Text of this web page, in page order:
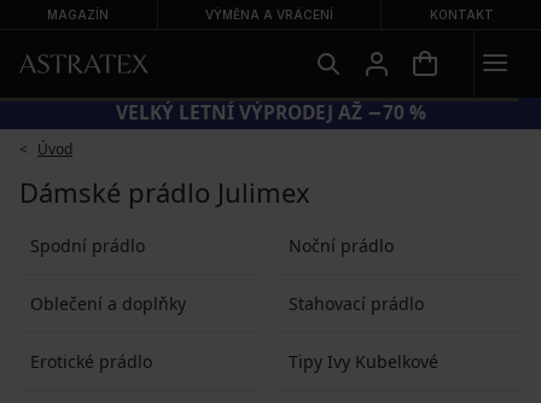
MAGAZÍN VÝMĚNA A VRÁCENÍ KONTAKT
KÓD BRA20 = PODPRSENKY −20 %
Úvod
Dámské prádlo Julimex
Spodní prádlo Noční prádlo
Oblečení a doplňky Stahovací prádlo
Erotické prádlo Tipy Ivy Kubelkové